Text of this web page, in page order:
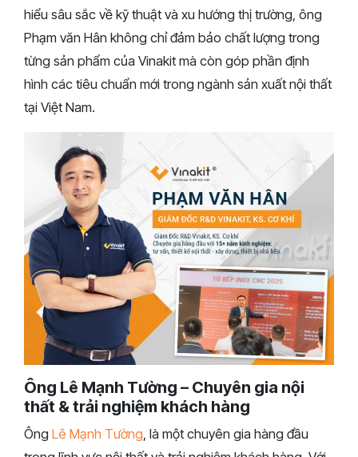
hiểu sâu sắc về kỹ thuật và xu hướng thị trường, ông
Phạm văn Hân không chỉ đảm bảo chất lượng trong
từng sản phẩm của Vinakit mà còn góp phần định
hình các tiêu chuẩn mới trong ngành sản xuất nội thất
tại Việt Nam.
Ông Lê Mạnh Tường – Chuyên gia nội
thất & trải nghiệm khách hàng
Ông Lê Mạnh Tường, là một chuyên gia hàng đầu